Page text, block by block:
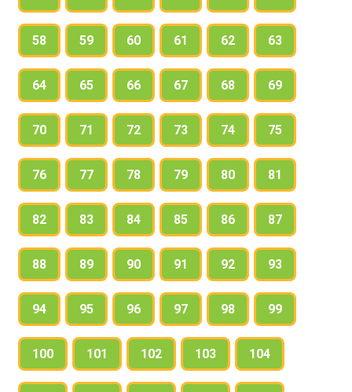
58 59 60 61 62 63
64 65 66 67 68 69
70 71 72 73 74 75
76 77 78 79 80 81
82 83 84 85 86 87
88 89 90 91 92 93
94 95 96 97 98 99
100 101 102 103 104